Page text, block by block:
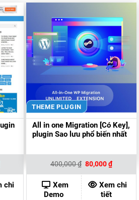
₫.
chi
THEME PLUGIN
All in one Migration [Có Key],
plugin Sao lưu phổ biến nhất
400,000₫ Giá
gốc
là:
400,000 ₫.
80,000₫Giá
hiện
tại
là:
80,000
Xem
Demo
Xem chi
tiết